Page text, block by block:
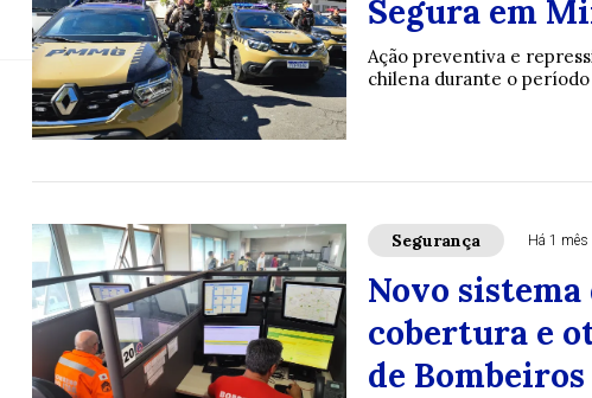
Segura em
Ação preventiva e
chilena durante o
Segurança Há 1 mês
Novo
cobertura e
de